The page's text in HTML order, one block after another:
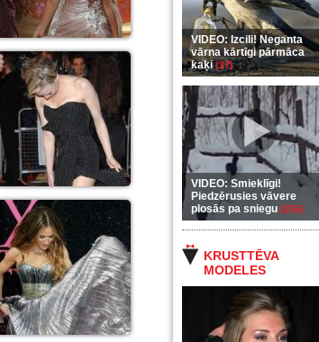
VIDEO: Izcili! Neganta
vārna kārtīgi pārmāca
kaķi(37)
VIDEO: Smieklīgi!
Piedzērusies vāvere
plosās pa sniegu (255)
KRUSTTĒVA
MODELES